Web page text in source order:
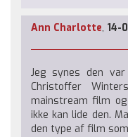
Ann Charlotte, 14-
Jeg synes den
Christoffer
mainstream film
ikke kan lide den.
den type af film